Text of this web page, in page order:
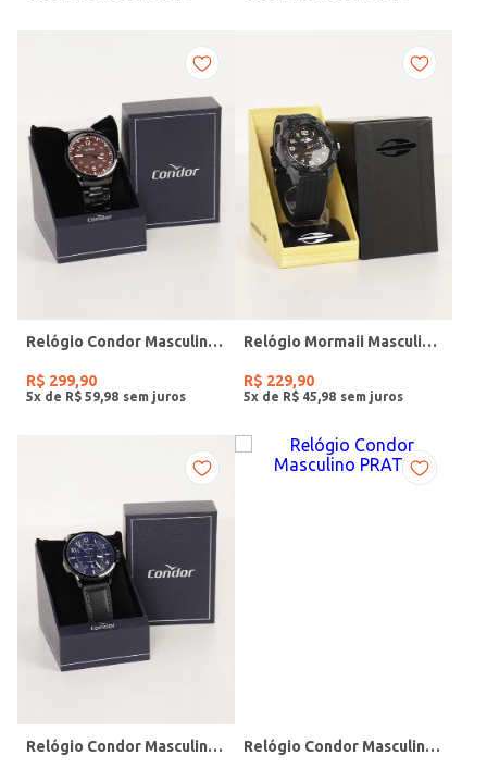
Relógio Condor Masculino PRETO
R$ 299,90
5x de R$ 59 98
Relógio Mormaii Masculino PRETO
R$ 229,90
5x de R$ 45 98
Relógio Condor Masculino PRETO Relógio Condor Masculino PRATA